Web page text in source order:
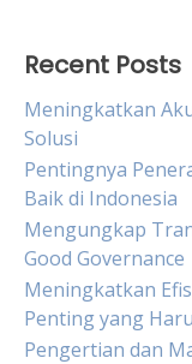
Recent Posts
Meningkatkan
Solusi
Pentingnya
Baik di Indonesia
Mengungkap
Good Governance
Meningkatkan
Penting yang
Pengertian dan